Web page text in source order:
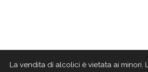
La vendita di alcolici è vietata ai